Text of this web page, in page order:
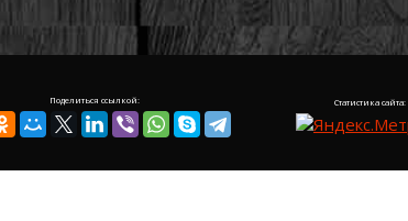
Поделиться ссылкой: Статистика сайта: